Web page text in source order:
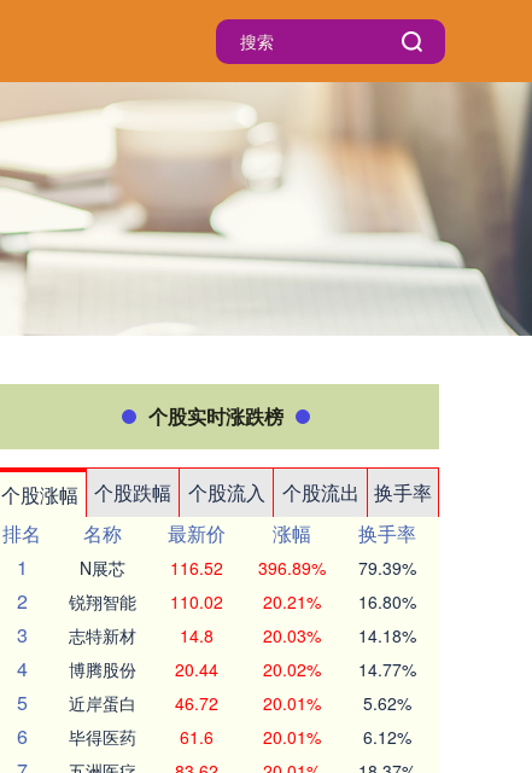
个股实时涨跌榜
个股涨幅 个股跌幅 个股流入 个股流出
换手率
排名
名称 最新价 涨幅
换手率
1
N展芯 116.52 396.89% 79.39%
2 锐翔智能 110.02 20.21% 16.80%
3 志特新材 14.8 20.03% 14.18%
4 博腾股份 20.44 20.02% 14.77%
5 近岸蛋白 46.72 20.01% 5.62%
6 毕得医药 61.6 20.01% 6.12%